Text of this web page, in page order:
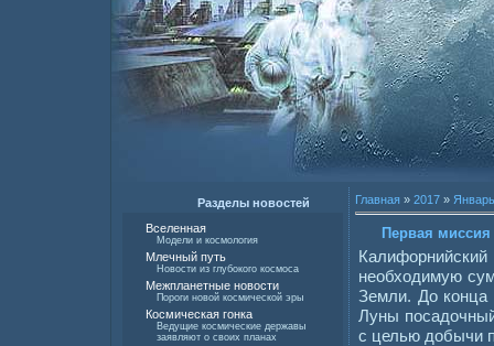
Разделы новостей
Вселенная
Модели и космология
Млечный путь
Новости из глубокого космоса
Межпланетные новости
Пороги новой космической эры
Космическая гонка
Ведущие космические державы
заявляют о своих планах
Главная » 2017 » Январь
Первая
необходимую
Земли. До конца
Луны
с целью добычи